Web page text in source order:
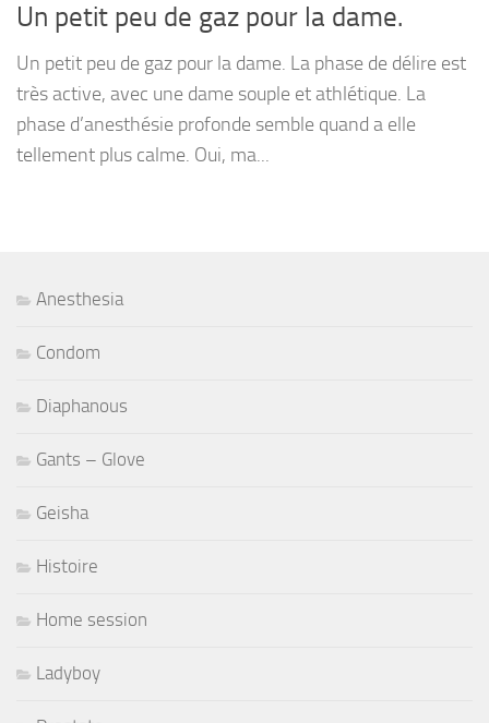
Un petit peu de gaz pour la dame.
Un petit peu de gaz pour la dame. La phase de délire est
très active, avec une dame souple et athlétique. La
phase d’anesthésie profonde semble quand a elle
tellement plus calme. Oui, ma...
Anesthesia
Condom
Diaphanous
Gants – Glove
Geisha
Histoire
Home session
Ladyboy